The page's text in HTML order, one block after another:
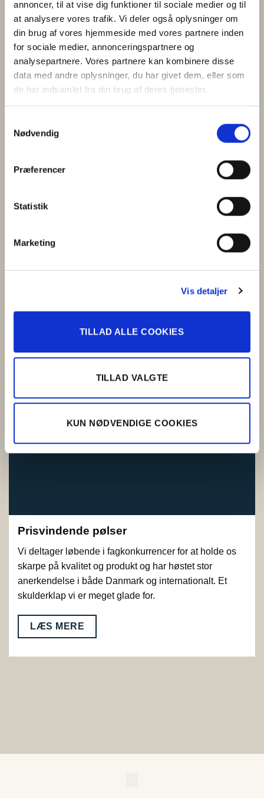
annoncer, til at vise dig funktioner til sociale medier og til
at analysere vores trafik. Vi deler også oplysninger om
din brug af vores hjemmeside med vores partnere inden
for sociale medier, annonceringspartnere og
analysepartnere. Vores partnere kan kombinere disse
data med andre oplysninger, du har givet dem, eller som
de har indsamlet fra din brug af deres tjenester.
Nødvendig
Præferencer
Statistik
Marketing
Vis detaljer
TILLAD ALLE COOKIES
TILLAD VALGTE
KUN NØDVENDIGE COOKIES
Nøgleordet for vores slagterhåndværk er den gode
smagsoplevelse. Vi vælger nøje kødet til det enkelte
produkt og går aldrig på kompromis med kvaliteten, det
Prisvindende pølser
Vi deltager løbende i fagkonkurrencer for at holde os
skarpe på kvalitet og produkt og har høstet stor
anerkendelse i både Danmark og internationalt. Et
skulderklap vi er meget glade for.
LÆS MERE